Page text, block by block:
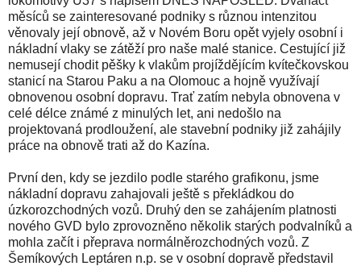
měsíců se zainteresované podniky s různou intenzitou
věnovaly její obnově, až v Novém Boru opět vyjely osobní i
nákladní vlaky se zátěží pro naše malé stanice. Cestující již
nemusejí chodit pěšky k vlakům projíždějícím kvítečkovskou
stanicí na Starou Paku a na Olomouc a hojně využívají
obnovenou osobní dopravu. Trať zatím nebyla obnovena v
celé délce známé z minulých let, ani nedošlo na
projektovaná prodloužení, ale stavební podniky již zahájily
práce na obnově trati až do Kazína.
První den, kdy se jezdilo podle starého grafikonu, jsme
nákladní dopravu zahajovali ještě s překládkou do
úzkorozchodných vozů. Druhý den se zahájením platnosti
nového GVD bylo zprovozněno několik starých podvalníků a
mohla začít i přeprava normálněrozchodných vozů. Z
Šemíkových Leptáren n.p. se v osobní dopravě představil